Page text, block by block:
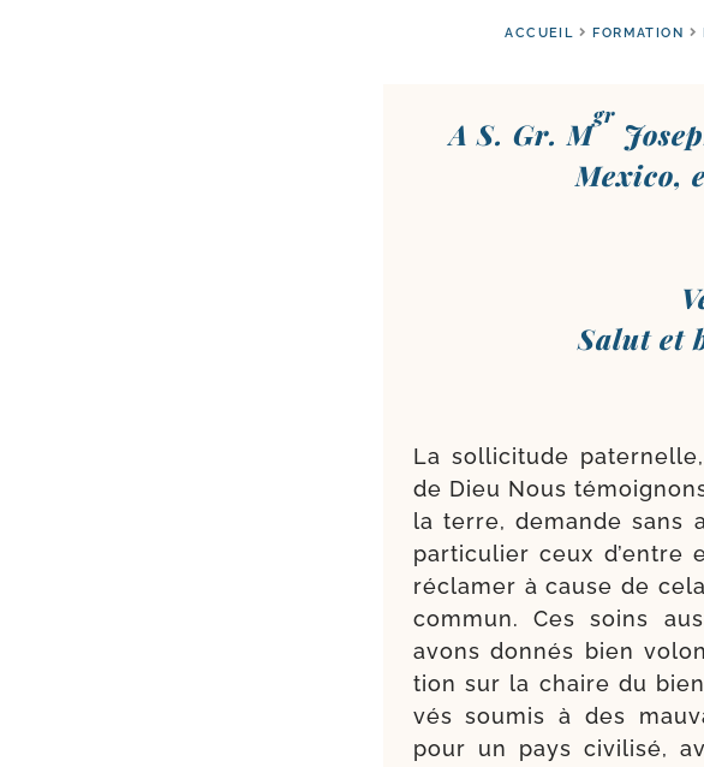
ACCUEIL FORMATION
A S. Gr. M
gr
Mexico,
Salut et
La sol­li­ci­tude
de Dieu Nous
la terre, demande sans
parti­culier ceux d’entre
récla­mer à cause de
com­mun. Ces soins
avons don­nés bien
tion sur la chaire du
vés sou­mis à des
pour un pays civi­li­sé,